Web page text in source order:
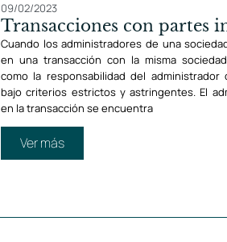
09/02/2023
Transacciones con partes
Cuando los administradores de una
en una transacción con la misma
como la responsabilidad del
bajo criterios estrictos y astringentes. El
en la transacción se encuentra
Ver más